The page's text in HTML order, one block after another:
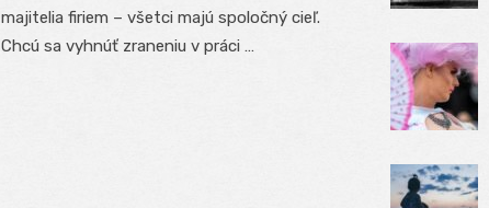
majitelia firiem – všetci majú spoločný cieľ.
Chcú sa vyhnúť zraneniu v práci …